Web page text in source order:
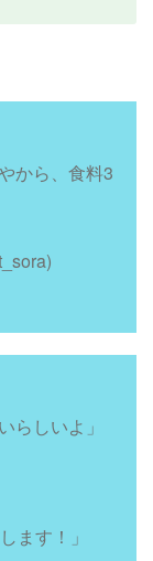
から、食料3
らしいよ」
ます！」